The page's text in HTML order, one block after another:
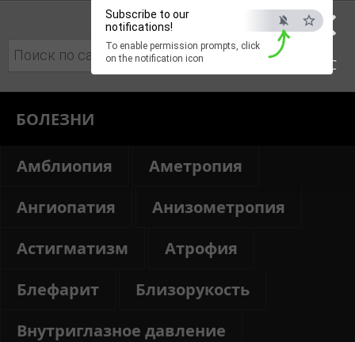
×
ESC
Subscribe to our
notifications!
To enable permission prompts, click
on the notification icon
Поиск:
БОЛЕЗНИ
Амблиопия
Аметропия
Ангиопатия
Анизометропия
Астигматизм
Атрофия
Блефарит
Близорукость
Внутриглазное давление